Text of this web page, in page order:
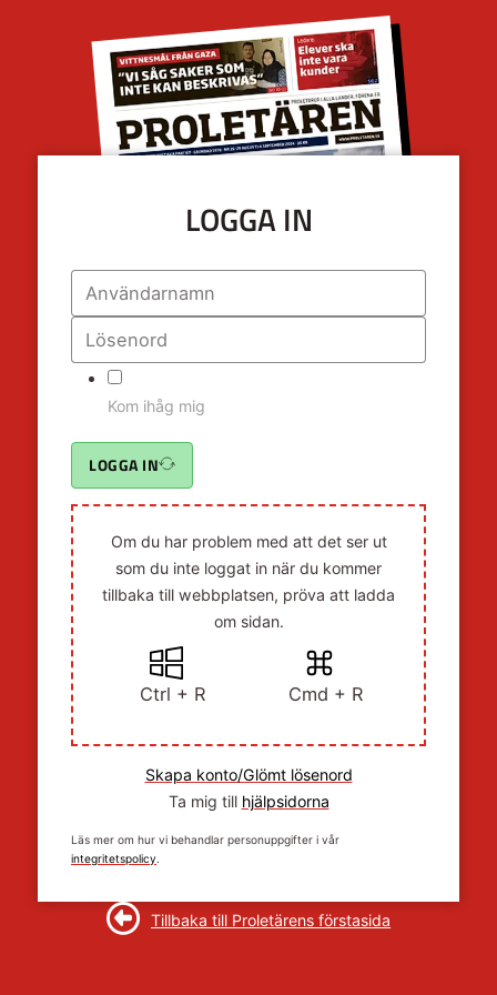
LOGGA IN
Kom ihåg mig
LOGGA IN
Om du har problem med att det ser ut
som du inte loggat in när du kommer
tillbaka till webbplatsen, pröva att ladda
om sidan.
Ctrl + R Cmd + R
Skapa konto/Glömt lösenord
Ta mig till hjälpsidorna
Läs mer om hur vi behandlar personuppgifter i vår
integritetspolicy.
Tillbaka till Proletärens förstasida